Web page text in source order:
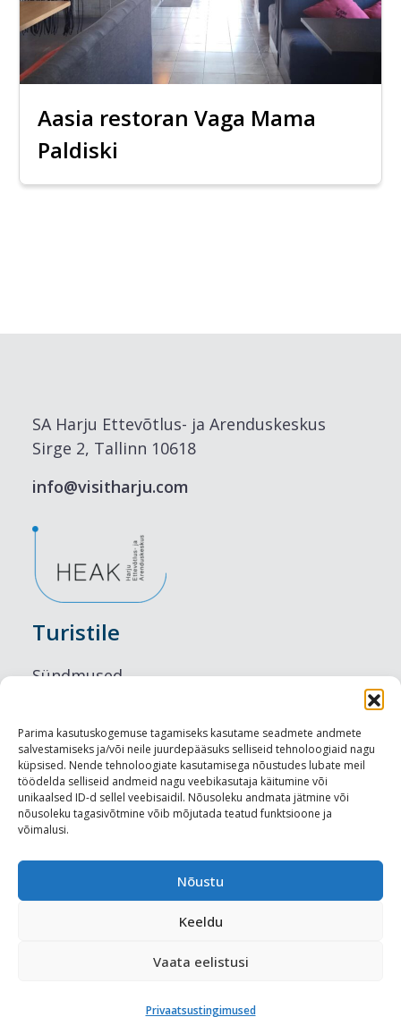
Parima kasutuskogemuse tagamiseks kasutame seadmete andmete
salvestamiseks ja/või neile juurdepääsuks selliseid tehnoloogiaid nagu
küpsised. Nende tehnoloogiate kasutamisega nõustudes lubate meil
töödelda selliseid andmeid nagu veebikasutaja käitumine või
unikaalsed ID-d sellel veebisaidil. Nõusoleku andmata jätmine või
nõusoleku tagasivõtmine võib mõjutada teatud funktsioone ja
võimalusi.
Nõustu
Keeldu
Vaata eelistusi
Privaatsustingimused
Aasia restoran Vaga Mama
Paldiski
SA Harju Ettevõtlus- ja Arenduskeskus
Sirge 2, Tallinn 10618
info@visitharju.com
Turistile
Sündmused
Maitseelamused
Vaatamisväärsused
Visit Tallinn
Turismiprofessionaalile
Harju-, Rapla- ja Läänemaa DMO
Meediakajastused